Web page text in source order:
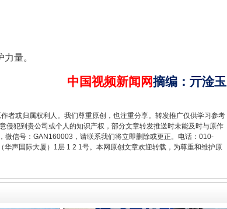
量。
中国视频新闻网摘编 ： 亓淦玉
者或归属权利人。我们尊重原创，也注重分享。转发推广仅供学习参考
侵犯到贵公司或个人的知识产权，部分文章转发推送时未能及时与原作
信号：GAN160003，请联系我们将立即删除或更正。电话：010-
声国际大厦）1层 1 2 1号。本网原创文章欢迎转载，为尊重和维护原